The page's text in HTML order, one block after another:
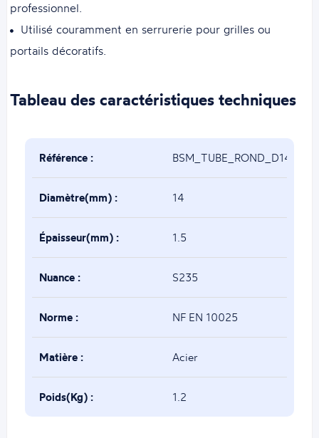
professionnel.
Utilisé couramment en serrurerie pour grilles ou
portails décoratifs.
Tableau des caractéristiques techniques
Référence : BSM_TUBE_ROND_D14x1.5
Diamètre(mm) : 14
Épaisseur(mm) : 1.5
Nuance : S235
Norme : NF EN 10025
Matière : Acier
Poids(Kg) : 1.2